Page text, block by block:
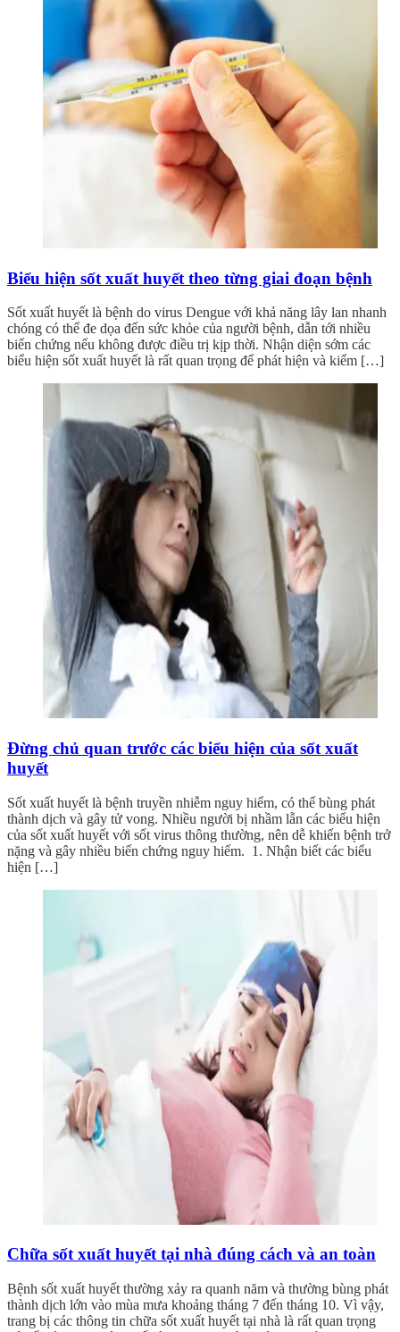
Biểu hiện sốt xuất huyết theo từng giai đoạn bệnh
Sốt xuất huyết là bệnh do virus Dengue với khả năng lây lan nhanh
chóng có thể đe dọa đến sức khỏe của người bệnh, dẫn tới nhiều
biến chứng nếu không được điều trị kịp thời. Nhận diện sớm các
biểu hiện sốt xuất huyết là rất quan trọng để phát hiện và kiểm […]
Đừng chủ quan trước các biểu hiện của sốt xuất
huyết
Sốt xuất huyết là bệnh truyền nhiễm nguy hiểm, có thể bùng phát
thành dịch và gây tử vong. Nhiều người bị nhầm lẫn các biểu hiện
của sốt xuất huyết với sốt virus thông thường, nên dễ khiến bệnh trở
nặng và gây nhiều biến chứng nguy hiểm. 1. Nhận biết các biểu
hiện […]
Chữa sốt xuất huyết tại nhà đúng cách và an toàn
Bệnh sốt xuất huyết thường xảy ra quanh năm và thường bùng phát
thành dịch lớn vào mùa mưa khoảng tháng 7 đến tháng 10. Vì vậy,
trang bị các thông tin chữa sốt xuất huyết tại nhà là rất quan trọng